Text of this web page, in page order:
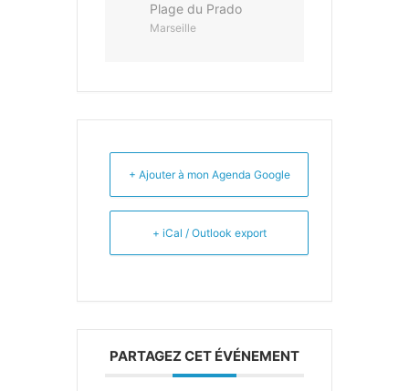
Plage du Prado
Marseille
+ Ajouter à mon Agenda Google
+ iCal / Outlook export
PARTAGEZ CET ÉVÉNEMENT